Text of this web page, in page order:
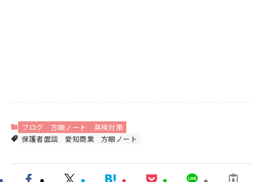
ブログ 方眼ノート
英検対策
保護者面談
愛知商業 方眼ノート